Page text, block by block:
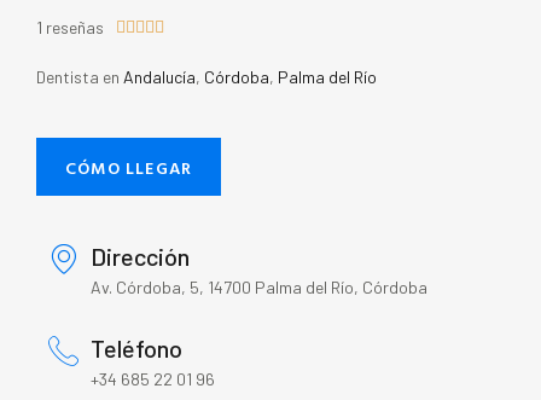
1 reseñas     
Dentista en Andalucía, Córdoba, Palma del Río
CÓMO LLEGAR
Dirección
Av. Córdoba, 5, 14700 Palma del Río, Córdoba
Teléfono
+34 685 22 01 96